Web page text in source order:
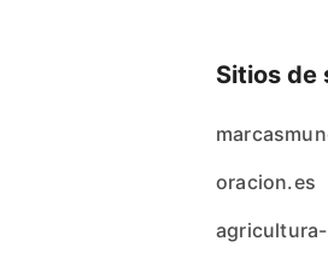
Sitios de
oracion.es